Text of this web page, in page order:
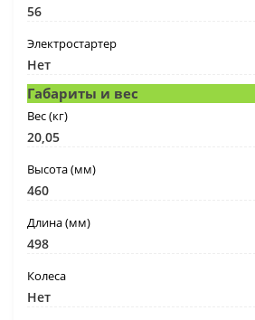
56
Электростартер
Нет
Габариты и вес
Вес (кг)
20,05
Высота (мм)
460
Длина (мм)
498
Колеса
Нет